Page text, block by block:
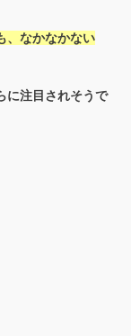
、なかなかない
に注目されそうで